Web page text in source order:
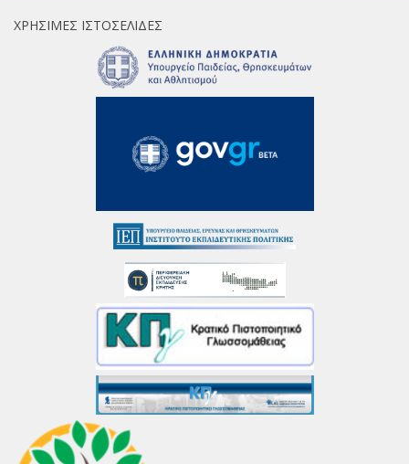
ΧΡΉΣΙΜΕΣ ΙΣΤΟΣΕΛΊΔΕΣ